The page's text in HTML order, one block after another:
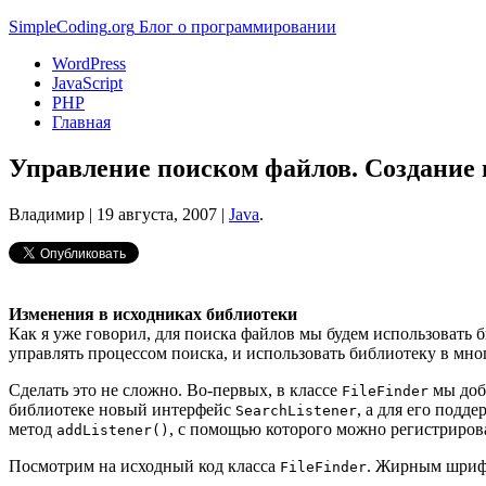
SimpleCoding.org Блог о программировании
WordPress
JavaScript
PHP
Главная
Управление поиском файлов. Создание
Владимир | 19 августа, 2007 | Java.
Изменения в исходниках библиотеки
Как я уже говорил, для поиска файлов мы будем
управлять процессом поиска, и использовать библиотеку в
Сделать это не сложно. Во-первых, в классе FileFinder мы
библиотеке новый интерфейс SearchListener, а для его
метод addListener() , с помощью которого можно
Посмотрим на исходный код класса FileFinder. Жирным